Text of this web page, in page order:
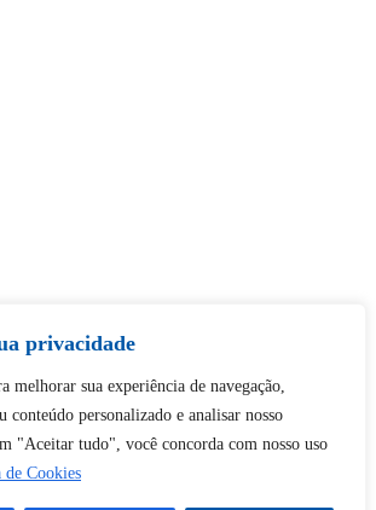
privacidade
melhorar sua experiência de navegação,
conteúdo personalizado e analisar nosso
"Aceitar tudo", você concorda com nosso uso
Cookies